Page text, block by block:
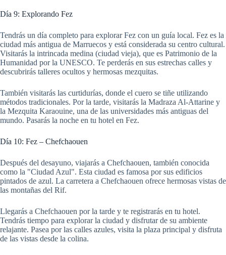
Día 9: Explorando Fez
Tendrás un día completo para explorar Fez con un guía local. Fez es la
ciudad más antigua de Marruecos y está considerada su centro cultural.
Visitarás la intrincada medina (ciudad vieja), que es Patrimonio de la
Humanidad por la UNESCO. Te perderás en sus estrechas calles y
descubrirás talleres ocultos y hermosas mezquitas.
También visitarás las curtidurías, donde el cuero se tiñe utilizando
métodos tradicionales. Por la tarde, visitarás la Madraza Al-Attarine y
la Mezquita Karaouine, una de las universidades más antiguas del
mundo. Pasarás la noche en tu hotel en Fez.
Día 10: Fez – Chefchaouen
Después del desayuno, viajarás a Chefchaouen, también conocida
como la "Ciudad Azul". Esta ciudad es famosa por sus edificios
pintados de azul. La carretera a Chefchaouen ofrece hermosas vistas de
las montañas del Rif.
Llegarás a Chefchaouen por la tarde y te registrarás en tu hotel.
Tendrás tiempo para explorar la ciudad y disfrutar de su ambiente
relajante. Pasea por las calles azules, visita la plaza principal y disfruta
de las vistas desde la colina.